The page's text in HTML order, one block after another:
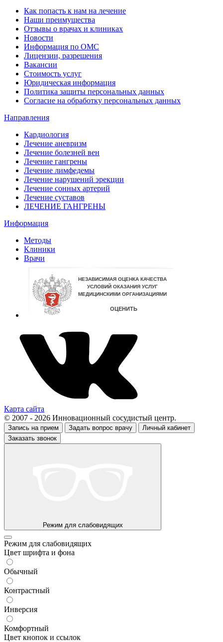
Как попасть к нам на лечение
Наши преимущества
Отзывы о врачах и клиниках
Новости
Информация по ОМС
Лицензии, разрешения
Вакансии
Стоимость услуг
Юридическая информация
Политика защиты персональных данных
Согласие на обработку персональных данных
Направления
Кардиология
Лечение аневризм
Лечение болезней вен
Лечение гангрены
Лечение лимфедемы
Лечение нарушений эрекции
Лечение сонных артерий
Лечение суставов
ЛЕЧЕНИЕ ГАНГРЕНЫ
Информация
Методы
Клиники
Врачи
Карта сайта
© 2007 - 2026 Инновационный сосудистый центр.
Запись на прием Задать вопрос врачу
Личный кабинет
Заказать звонок
Режим для слабовидящих
Режим для слабовидящих
Цвет шрифта и фона
Обычный
Контрастный
Инверсия
Комфортный
Цвет кнопок и ссылок